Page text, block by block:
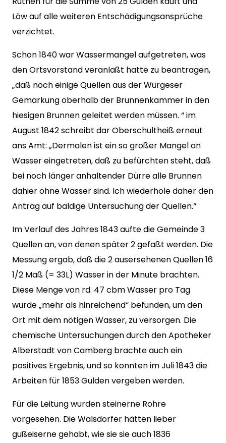
Löw auf alle weiteren Entschädigungsansprüche
verzichtet.
Schon 1840 war Wassermangel aufgetreten, was
den Ortsvorstand veranlaßt hatte zu beantragen,
„daß noch einige Quellen aus der Würgeser
Gemarkung oberhalb der Brunnenkammer in den
hiesigen Brunnen geleitet werden müssen. “ im
August 1842 schreibt dar Oberschultheiß erneut
ans Amt: „Dermalen ist ein so großer Mangel an
Wasser eingetreten, daß zu befürchten steht, daß
bei noch länger anhaltender Dürre alle Brunnen
dahier ohne Wasser sind. Ich wiederhole daher den
Antrag auf baldige Untersuchung der Quellen.“
Im Verlauf des Jahres 1843 aufte die Gemeinde 3
Quellen an, von denen später 2 gefaßt werden. Die
Messung ergab, daß die 2 ausersehenen Quellen 16
1/2 Maß (= 33L) Wasser in der Minute brachten.
Diese Menge von rd. 47 cbm Wasser pro Tag
wurde „mehr als hinreichend“ befunden, um den
Ort mit dem nötigen Wasser, zu versorgen. Die
chemische Untersuchungen durch den Apotheker
Alberstadt von Camberg brachte auch ein
positives Ergebnis, und so konnten im Juli 1843 die
Arbeiten für 1853 Gulden vergeben werden.
Für die Leitung wurden steinerne Rohre
vorgesehen. Die Walsdorfer hätten lieber
gußeiserne gehabt, wie sie sie auch 1836